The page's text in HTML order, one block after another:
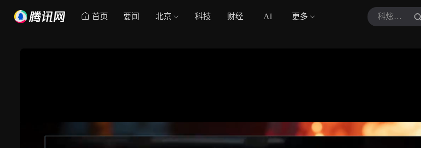
首页 要闻 北京 科技 财经 AI 更多 科炫客站